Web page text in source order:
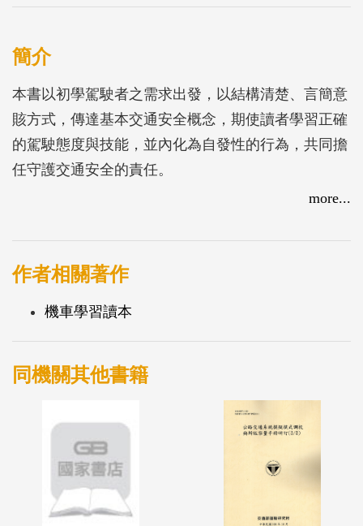
簡介
本書以初學駕駛者之需求出發，以結構清楚、言簡意
賅方式，傳達基本交通安全概念，期使讀者學習正確
的駕駛態度與技能，並內化為自發性的行為，共同擔
任守護交通安全的責任。
more...
作者相關著作
機車學習讀本
同機關其他書籍